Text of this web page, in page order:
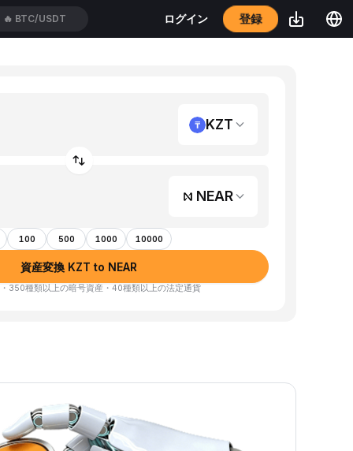
🔥 BTC/USDT ログイン 登録
KZT
NEAR
100 500 1000 10000
資産変換 KZT to NEAR
350種類以上の暗号資産・40種類以上の法定通貨